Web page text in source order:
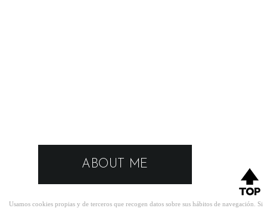
ABOUT ME
Usamos cookies propias y de terceros que recogen datos sobre sus hábitos de navegación. Si